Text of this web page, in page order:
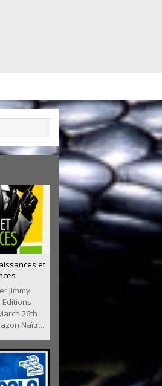
et
Jimmy
Editions
26th
Naîtr...